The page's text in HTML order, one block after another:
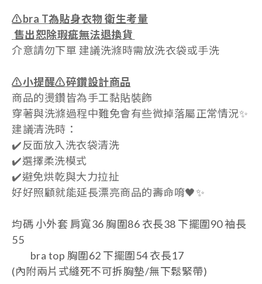
⚠️bra T為貼身衣物 衛生考量
售出恕除瑕疵無法退換貨
介意請勿下單 建議洗滌時需放洗衣袋或手洗
⚠️小提醒⚠️碎鑽設計商品
商品的燙鑽皆為手工黏貼裝飾
穿著與洗滌過程中難免會有些微掉落屬正常情況✨
建議清洗時：
✔️反面放入洗衣袋清洗
✔️選擇柔洗模式
✔️避免烘乾與大力拉扯
好好照顧就能延長漂亮商品的壽命唷🖤✨
均碼 小外套 肩寬36 胸圍86 衣長38 下擺圍90 袖長
55
bra top 胸圍62 下擺圍54 衣長17
(內附兩片式縫死不可拆胸墊/無下鬆緊帶)